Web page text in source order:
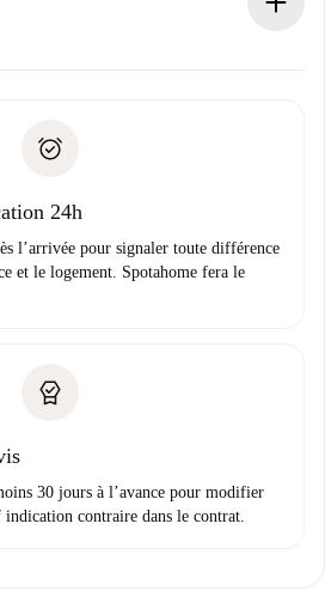
et nous vous proposerons
solvabilité
problème n'est signalé.
24h
l’arrivée pour signaler toute différence
et le logement. Spotahome fera le
30 jours à l’avance pour modifier
indication contraire dans le contrat.